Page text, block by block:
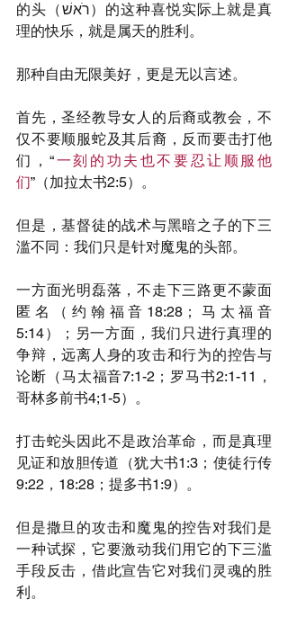
的头（רֹאשׁ）的这种喜悦实际上就是真
理的快乐，就是属天的胜利。
那种自由无限美好，更是无以言述。
首先，圣经教导女人的后裔或教会，不
仅不要顺服蛇及其后裔，反而要击打他
们，“一刻的功夫也不要忍让顺服他
们”（加拉太书2:5）。
但是，基督徒的战术与黑暗之子的下三
滥不同：我们只是针对魔鬼的头部。
一方面光明磊落，不走下三路更不蒙面
匿名（约翰福音18:28；马太福音
5:14）；另一方面，我们只进行真理的
争辩，远离人身的攻击和行为的控告与
论断（马太福音7:1-2；罗马书2:1-11，
哥林多前书4;1-5）。
打击蛇头因此不是政治革命，而是真理
见证和放胆传道（犹大书1:3；使徒行传
9:22，18:28；提多书1:9）。
但是撒旦的攻击和魔鬼的控告对我们是
一种试探，它要激动我们用它的下三滥
手段反击，借此宣告它对我们灵魂的胜
利。